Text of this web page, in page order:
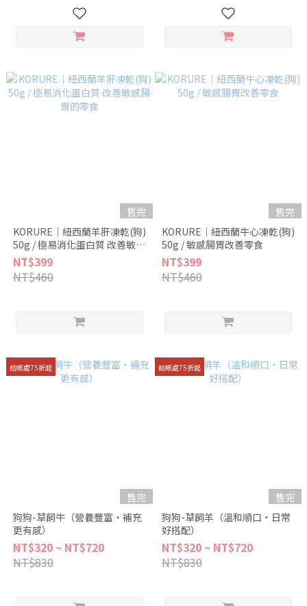
售完
KORURE｜紐西蘭羊肝凍乾(狗)
50g / 極易消化蛋白質 改善敏感
腸胃的零食
NT$399
NT$460
售完
KORURE｜紐西蘭牛心凍乾(狗)
50g / 敏感腸胃改善零食
NT$399
NT$460
結帳處75折起
售完
狗狗-草飼牛（營養豐富・補充
更有感）
NT$320 ~ NT$720
NT$830
結帳處75折起
售完
狗狗-草飼羊（溫和順口・日常
好搭配）
NT$320 ~ NT$720
NT$830